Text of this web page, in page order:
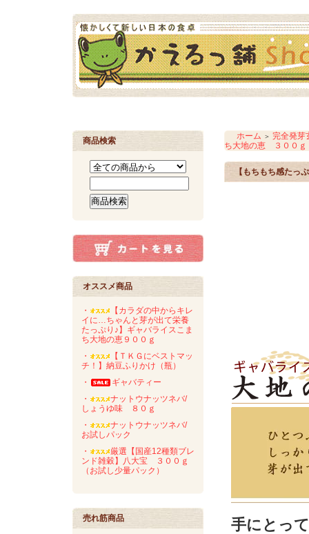
商品検索
オススメ商品
・
【カラダの中からキレ
イに…ちゃんと芽が出て栄養
たっぷり♪】ギャバライスこま
ち大地の恵９００ｇ
・
【ＴＫＧにベストマッ
チ！】納豆ふりかけ（瓶）
・
ギャバティー
・
ナットウナッツネバ/
しょうゆ味 ８０ｇ
・
ナットウナッツネバ/
お試しパック
・
厳選【国産12種類ブレ
ンド雑穀】八大宝 ３００ｇ
（お試し少量パック）
売れ筋商品
ホーム ＞ 完全発芽
ち大地の恵 ３００ｇ
【もちもち感たっ
手にとっ